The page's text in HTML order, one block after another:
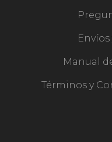
Manual
Términos y